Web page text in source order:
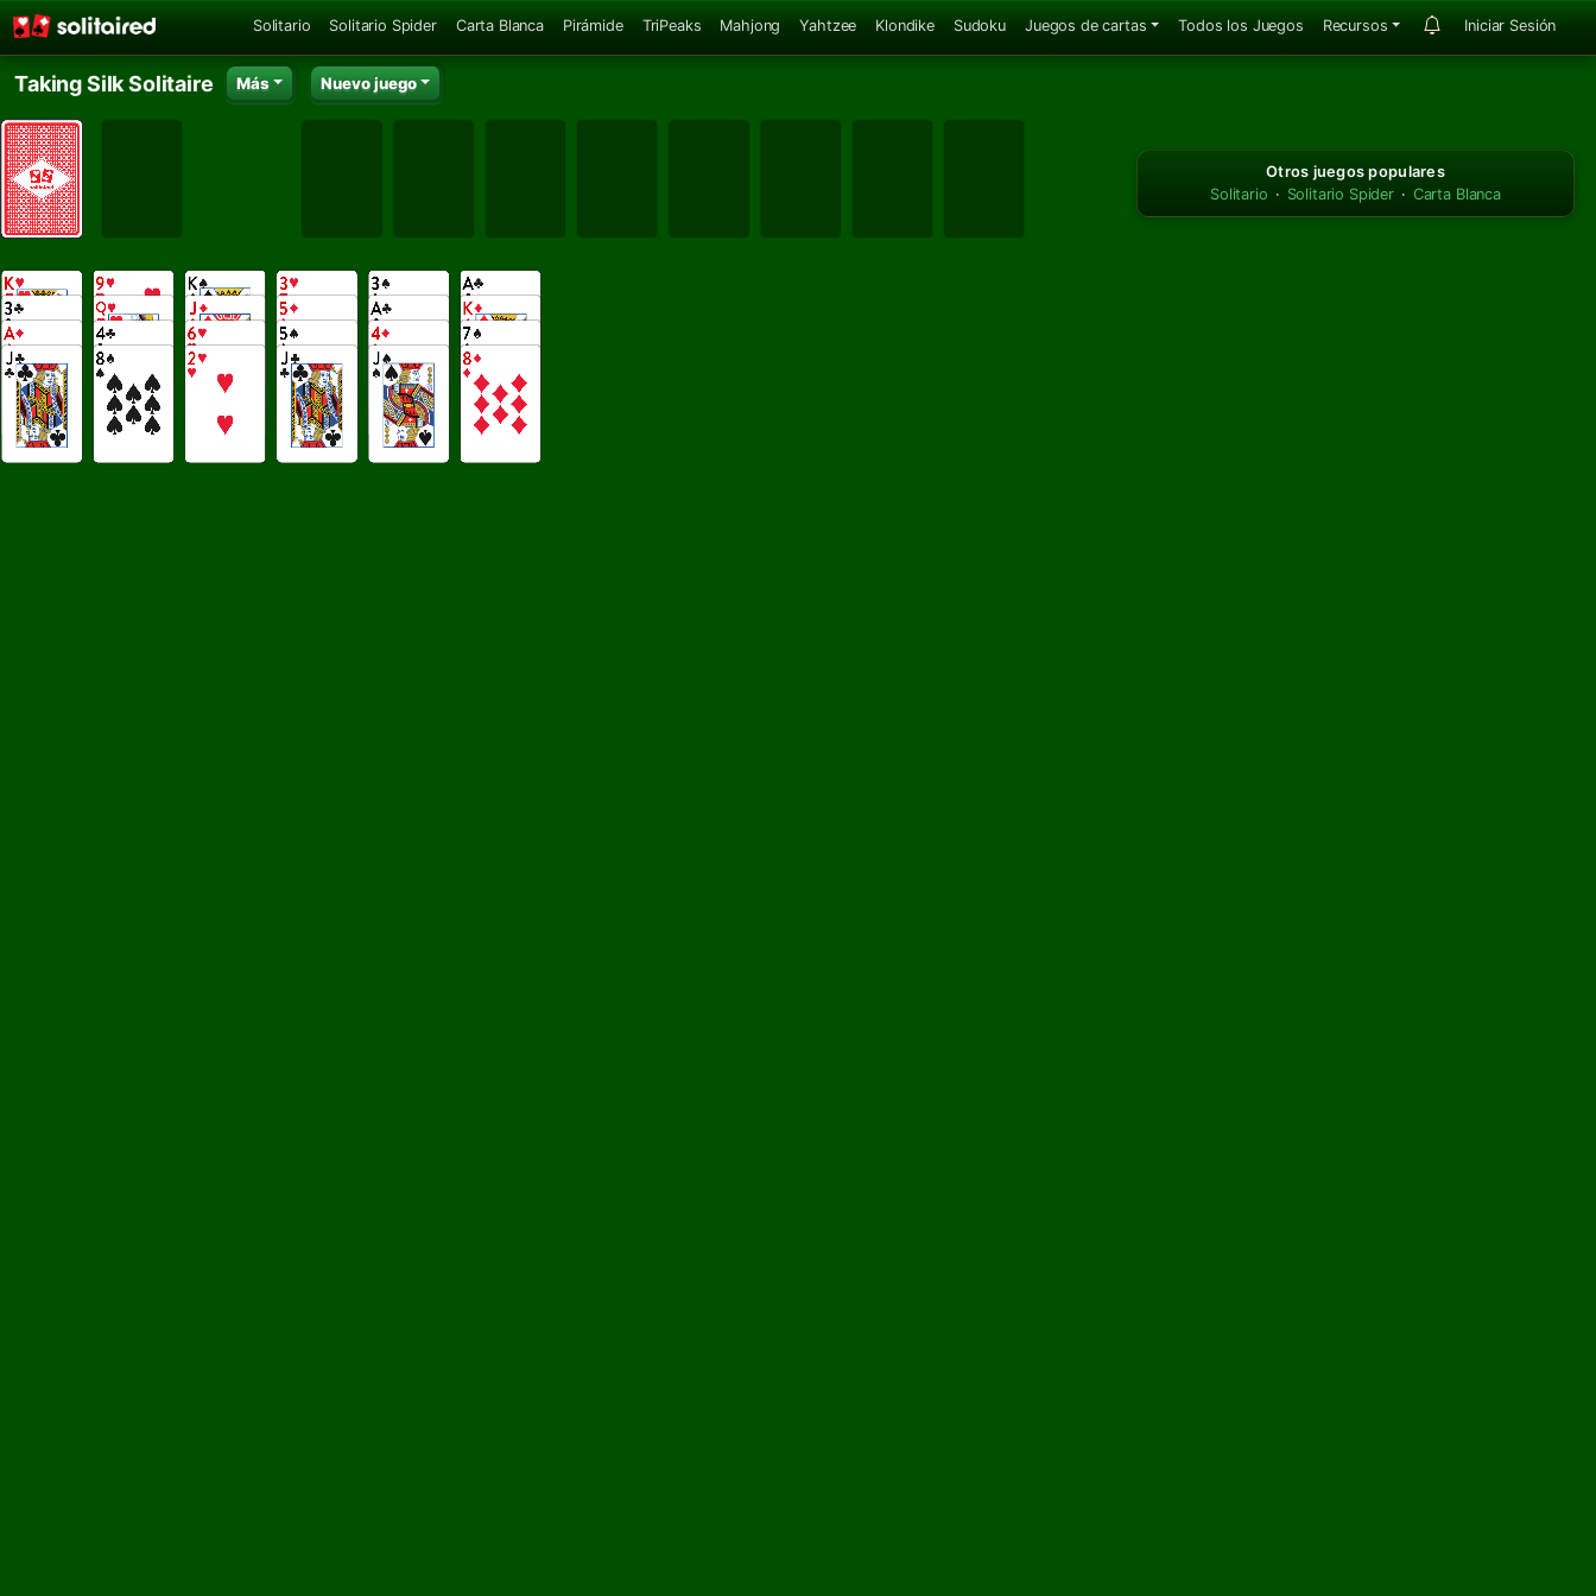
Solitario Solitario Spider Carta Blanca Pirámide TriPeaks Mahjong Yahtzee Klondike Sudoku Juegos de cartas Todos los Juegos Recursos Iniciar Sesión
Taking Silk Solitaire Más Nuevo juego
Otros juegos populares
Solitario · Solitario Spider · Carta Blanca